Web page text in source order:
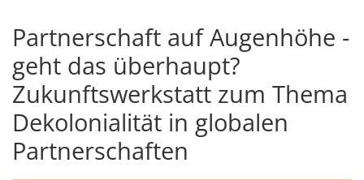
Partnerschaft auf Augenhöhe -
geht das überhaupt?
Zukunftswerkstatt zum Thema
Dekolonialität in globalen
Partnerschaften